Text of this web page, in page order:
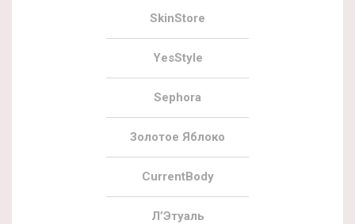
SkinStore
YesStyle
Sephora
Золотое Яблоко
CurrentBody
Л’Этуаль